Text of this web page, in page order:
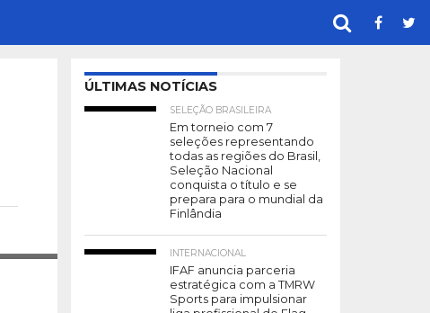
ÚLTIMAS NOTÍCIAS
SELEÇÃO BRASILEIRA
Em torneio com 7
seleções representando
todas as regiões do Brasil,
Seleção Nacional
conquista o título e se
prepara para o mundial da
Finlândia
INTERNACIONAL
IFAF anuncia parceria
estratégica com a TMRW
Sports para impulsionar